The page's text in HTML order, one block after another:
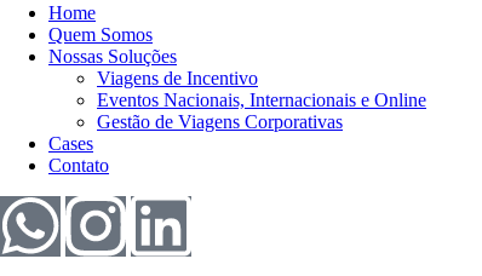
Home
Quem Somos
Nossas Soluções
Viagens de Incentivo
Eventos Nacionais, Internacionais e Online
Gestão de Viagens Corporativas
Cases
Contato